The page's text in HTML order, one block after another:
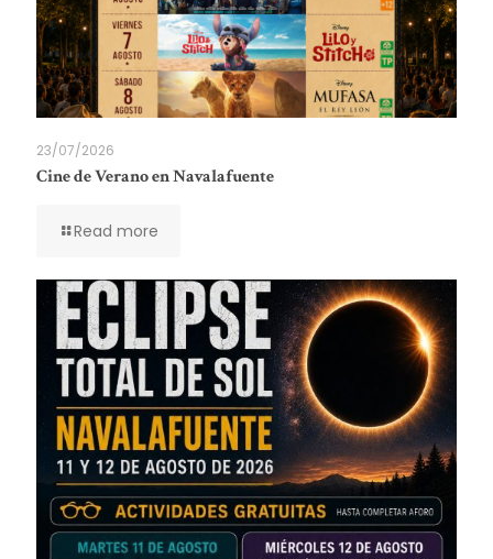
23/07/2026
Cine de Verano en Navalafuente
Read more